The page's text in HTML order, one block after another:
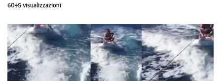
6045 visualizzazioni